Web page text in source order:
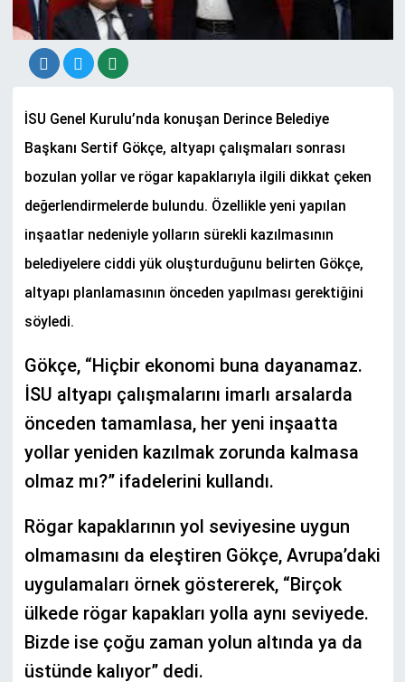
İSU Genel Kurulu’nda konuşan Derince Belediye
Başkanı Sertif Gökçe, altyapı çalışmaları sonrası
bozulan yollar ve rögar kapaklarıyla ilgili dikkat çeken
değerlendirmelerde bulundu. Özellikle yeni yapılan
inşaatlar nedeniyle yolların sürekli kazılmasının
belediyelere ciddi yük oluşturduğunu belirten Gökçe,
altyapı planlamasının önceden yapılması gerektiğini
söyledi.
Gökçe, “Hiçbir ekonomi buna dayanamaz.
İSU altyapı çalışmalarını imarlı arsalarda
önceden tamamlasa, her yeni inşaatta
yollar yeniden kazılmak zorunda kalmasa
olmaz mı?” ifadelerini kullandı.
Rögar kapaklarının yol seviyesine uygun
olmamasını da eleştiren Gökçe, Avrupa’daki
uygulamaları örnek göstererek, “Birçok
ülkede rögar kapakları yolla aynı seviyede.
Bizde ise çoğu zaman yolun altında ya da
üstünde kalıyor” dedi.